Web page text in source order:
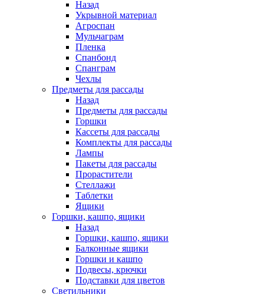
Назад
Укрывной материал
Агроспан
Мульчаграм
Пленка
Спанбонд
Спанграм
Чехлы
Предметы для рассады
Назад
Предметы для рассады
Горшки
Кассеты для рассады
Комплекты для рассады
Лампы
Пакеты для рассады
Прорастители
Стеллажи
Таблетки
Ящики
Горшки, кашпо, ящики
Назад
Горшки, кашпо, ящики
Балконные ящики
Горшки и кашпо
Подвесы, крючки
Подставки для цветов
Светильники